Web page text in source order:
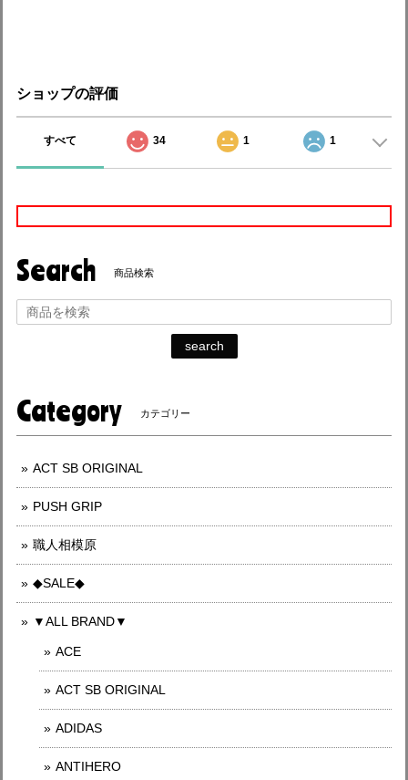
ショップの評価
すべて 34 1 1
Search 商品検索
search
Category カテゴリー
ACT SB ORIGINAL
PUSH GRIP
職人相模原
◆SALE◆
▼ALL BRAND▼
ACE
ACT SB ORIGINAL
ADIDAS
ANTIHERO